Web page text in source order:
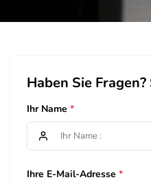
Haben Sie
Ihr Name
Ihre E-Mail-Adresse